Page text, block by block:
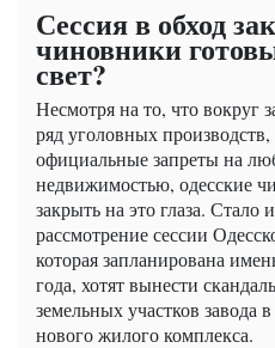
Сессия в обход
чиновники
свет?
Несмотря на то, что вокруг
ряд уголовных
официальные запреты на
недвижимостью, одесские
закрыть на это глаза. Стало
рассмотрение сессии
которая запланирована
года, хотят вынести
земельных участков завода
нового жилого комплекса.